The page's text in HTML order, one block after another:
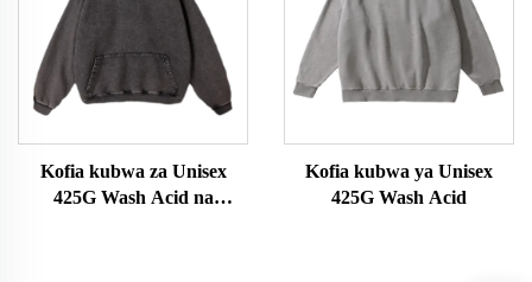
Kofia kubwa za Unisex
425G Wash Acid na
Kofia kubwa ya Unisex
425G Wash Acid